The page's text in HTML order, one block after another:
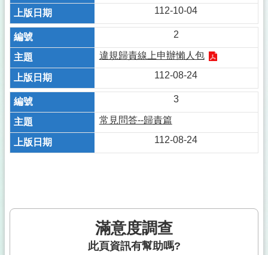
112-10-04
2
違規歸責線上申辦懶人包
112-08-24
3
常見問答--歸責篇
112-08-24
滿意度調查
此頁資訊有幫助嗎?